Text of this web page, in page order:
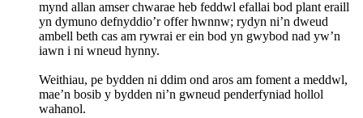
mynd allan amser chwarae heb feddwl efallai bod plant eraill
yn dymuno defnyddio’r offer hwnnw; rydyn ni’n dweud
ambell beth cas am rywrai er ein bod yn gwybod nad yw’n
iawn i ni wneud hynny.
Weithiau, pe bydden ni ddim ond aros am foment a meddwl,
mae’n bosib y bydden ni’n gwneud penderfyniad hollol
wahanol.